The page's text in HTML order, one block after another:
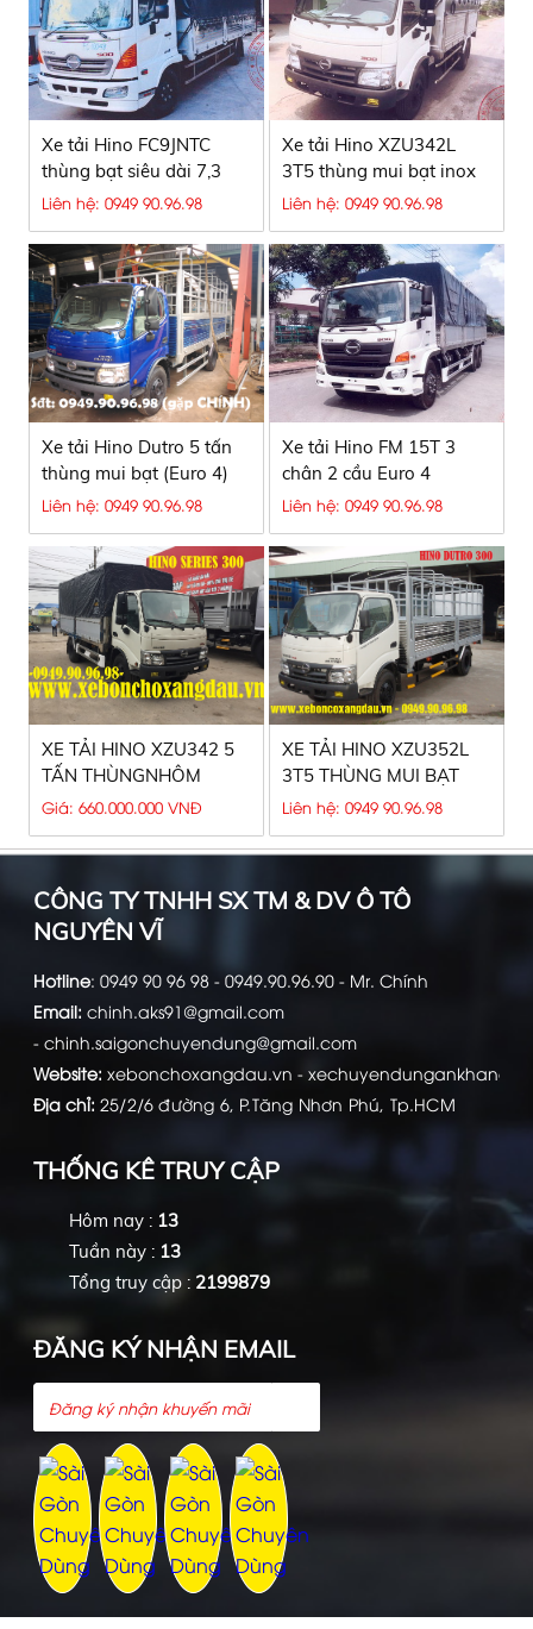
Xe tải Hino FC9JNTC
thùng bạt siêu dài 7,3
mét
Liên hệ: 0949 90.96.98
Xe tải Hino XZU342L
3T5 thùng mui bạt inox
Liên hệ: 0949 90.96.98
Xe tải Hino Dutro 5 tấn
thùng mui bạt (Euro 4)
Liên hệ: 0949 90.96.98
Xe tải Hino FM 15T 3
chân 2 cầu Euro 4
Liên hệ: 0949 90.96.98
XE TẢI HINO XZU342 5
TẤN THÙNGNHÔM
Giá: 660.000.000 VNĐ
XE TẢI HINO XZU352L
3T5 THÙNG MUI BẠT
Liên hệ: 0949 90.96.98
CÔNG TY TNHH SX TM & DV Ô TÔ
NGUYÊN VĨ
Hotline: 0949 90 96 98 - 0949.90.96.90 - Mr. Chính
Email: chinh.aks91@gmail.com
- chinh.saigonchuyendung@gmail.com
Website: xebonchoxangdau.vn -
Địa chỉ: 25/2/6 đường 6, P.Tăng Nhơn Phú, Tp.HCM
THỐNG KÊ TRUY CẬP
Hôm nay : 13
Tuần này : 13
Tổng truy cập : 2199879
ĐĂNG KÝ NHẬN EMAIL